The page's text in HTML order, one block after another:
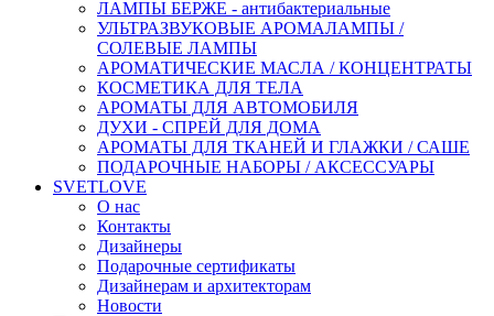
ЛАМПЫ БЕРЖЕ - антибактериальные
УЛЬТРАЗВУКОВЫЕ АРОМАЛАМПЫ /
СОЛЕВЫЕ ЛАМПЫ
АРОМАТИЧЕСКИЕ МАСЛА / КОНЦЕНТРАТЫ
КОСМЕТИКА ДЛЯ ТЕЛА
АРОМАТЫ ДЛЯ АВТОМОБИЛЯ
ДУХИ - СПРЕЙ ДЛЯ ДОМА
АРОМАТЫ ДЛЯ ТКАНЕЙ И ГЛАЖКИ / САШЕ
ПОДАРОЧНЫЕ НАБОРЫ / АКСЕССУАРЫ
SVETLOVE
О нас
Контакты
Дизайнеры
Подарочные сертификаты
Дизайнерам и архитекторам
Новости